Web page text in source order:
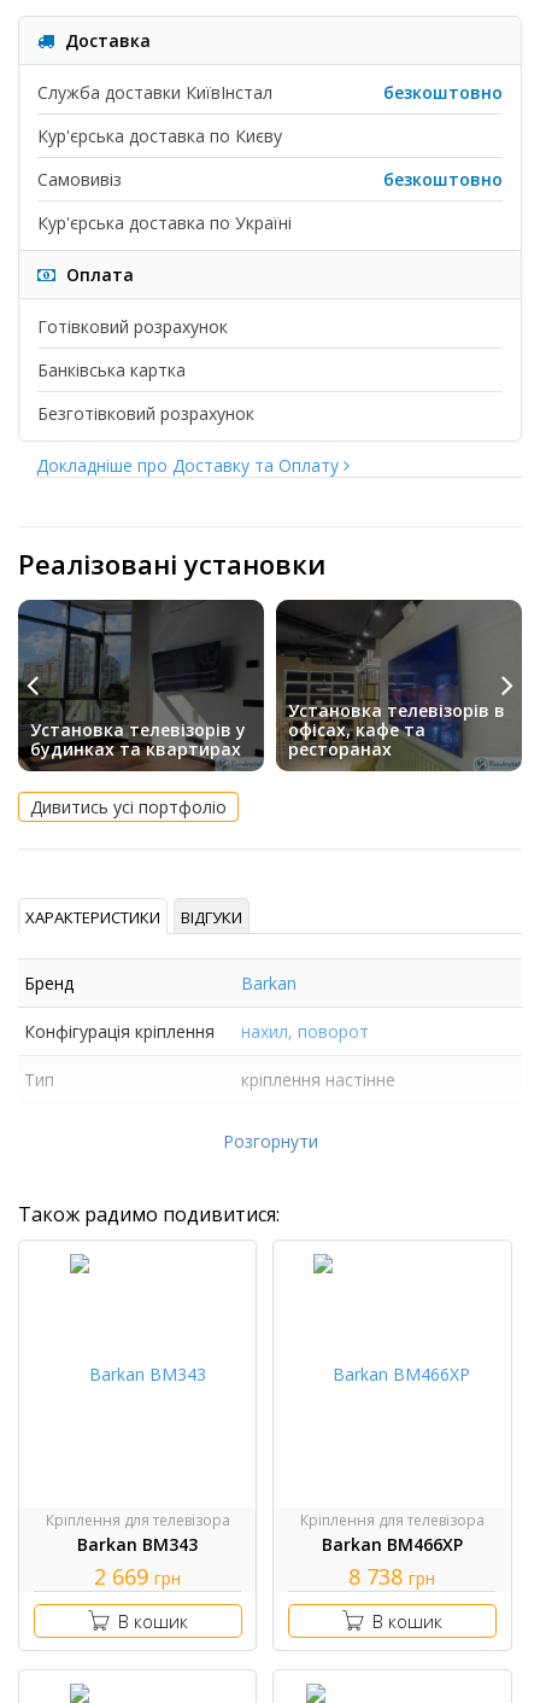
Доставка
Служба доставки КиївІнстал
безкоштовно
Кур'єрська доставка по Києву
Самовивіз
безкоштовно
Кур'єрська доставка по Україні
Оплата
Готівковий розрахунок
Банківська картка
Безготівковий розрахунок
Докладніше про Доставку та Оплату
Реалізовані установки
Установка телевізорів у
будинках та квартирах
Установка телевізорів в
офісах, кафе та
ресторанах
Дивитись усі портфоліо
ХАРАКТЕРИСТИКИ ВІДГУКИ
Бренд Barkan
Конфігурація кріплення нахил, поворот
Тип кріплення настінне
Розгорнути
Також радимо подивитися:
Кріплення для телевізора
Barkan BM343
2 669 грн
В кошик
Кріплення для телевізора
Barkan BM466XP
8 738 грн
В кошик